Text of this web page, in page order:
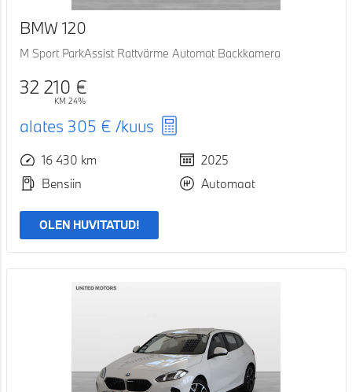
BMW 120
M Sport ParkAssist Rattvärme Automat Backkamera
32 210 €
KM 24%
alates 305 € /kuus
16 430 km
2025
Bensiin
Automaat
OLEN HUVITATUD!